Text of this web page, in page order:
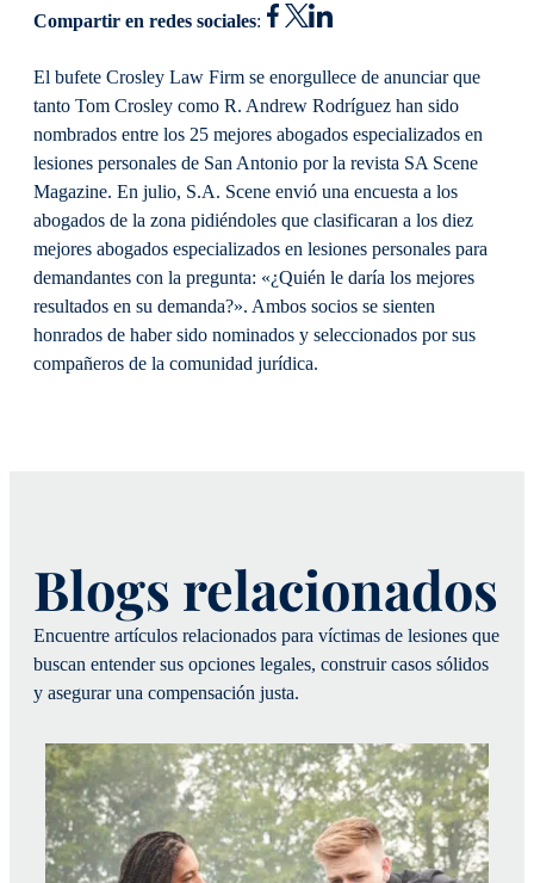
Compartir en redes sociales:
El bufete Crosley Law Firm se enorgullece de anunciar que
tanto Tom Crosley como R. Andrew Rodríguez han sido
nombrados entre los 25 mejores abogados especializados en
lesiones personales de San Antonio por la revista SA Scene
Magazine. En julio, S.A. Scene envió una encuesta a los
abogados de la zona pidiéndoles que clasificaran a los diez
mejores abogados especializados en lesiones personales para
demandantes con la pregunta: «¿Quién le daría los mejores
resultados en su demanda?». Ambos socios se sienten
honrados de haber sido nominados y seleccionados por sus
compañeros de la comunidad jurídica.
Blogs relacionados
Encuentre artículos relacionados para víctimas de lesiones que
buscan entender sus opciones legales, construir casos sólidos
y asegurar una compensación justa.